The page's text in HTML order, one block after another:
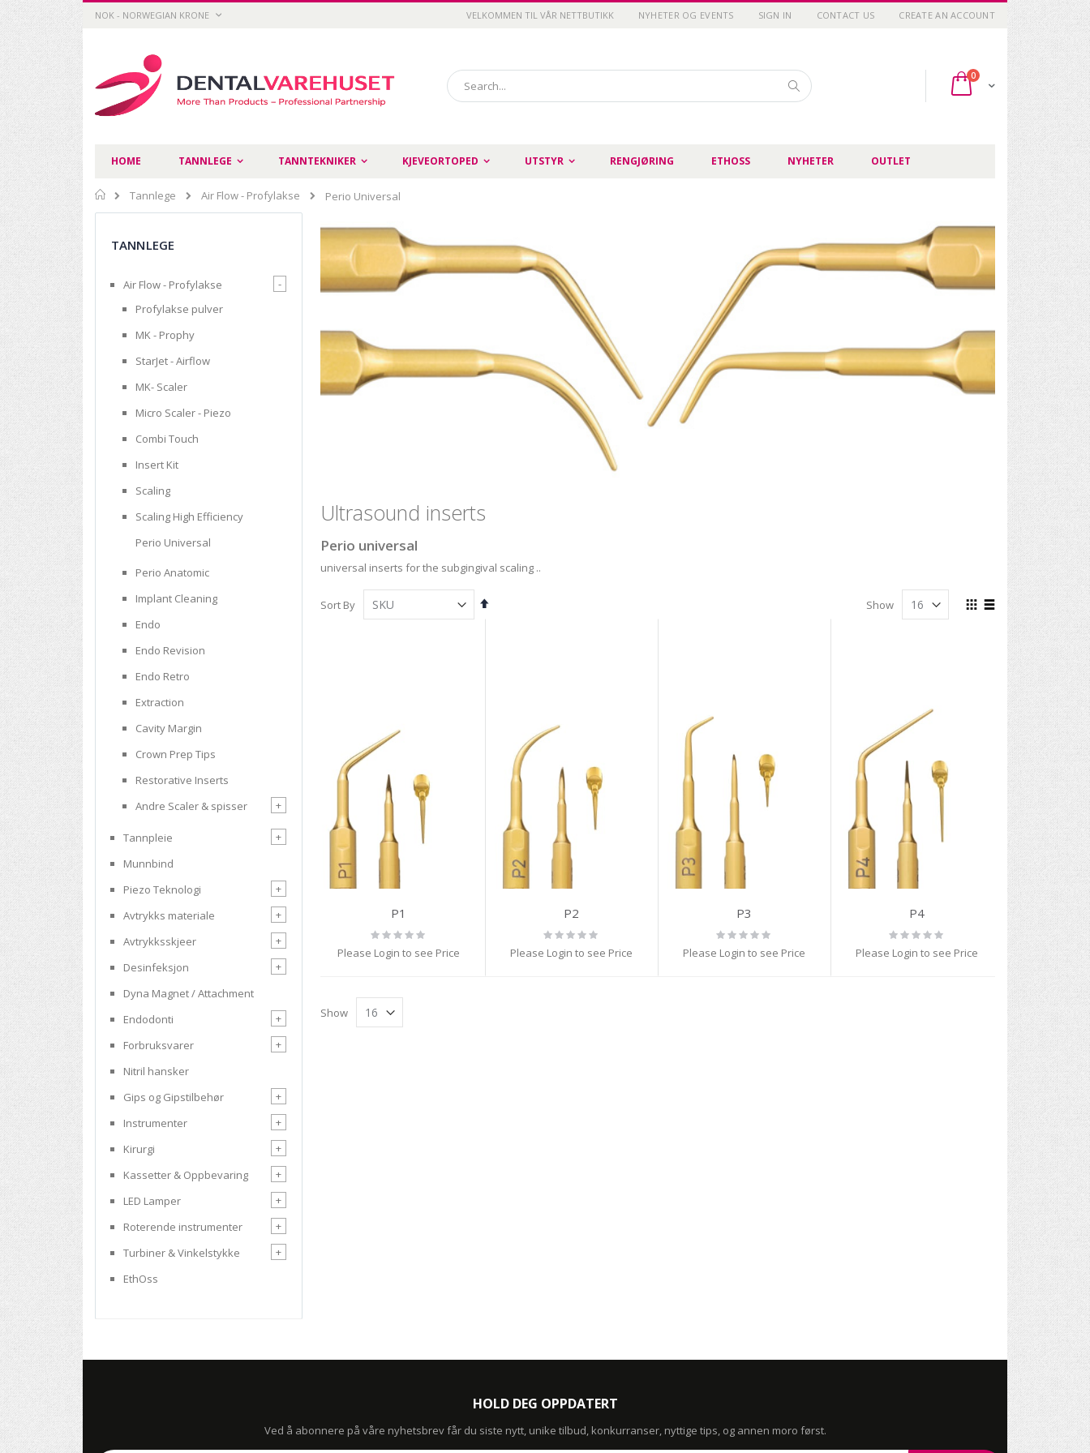
Skip
CURRENCY
NOK - NORWEGIAN KRONE VELKOMMEN TIL VÅR NETTBUTIKK NYHETER OG EVENTS SIGN IN CONTACT US CREATE AN ACCOUNT
Cart
0items
Search
HOME TANNLEGE TANNTEKNIKER KJEVEORTOPED UTSTYR RENGJØRING ETHOSS NYHETER OUTLET
Home
Tannlege Air Flow - Profylakse Perio Universal
Ultrasound inserts
Perio universal
universal inserts for the subgingival scaling ..
Sort By
Set
View
Show
P1
Rating:
0%
Please Login to see Price
P2
Rating:
0%
Please Login to see Price
P3
Rating:
0%
Please Login to see Price
P4
Rating:
0%
Please Login to see Price
Show
TANNLEGE
Air Flow - Profylakse
-
Profylakse pulver
MK - Prophy
StarJet - Airflow
MK- Scaler
Micro Scaler - Piezo
Combi Touch
Insert Kit
Scaling
Scaling High Efficiency
Perio Universal
Perio Anatomic
Implant Cleaning
Endo
Endo Revision
Endo Retro
Extraction
Cavity Margin
Crown Prep Tips
Restorative Inserts
Andre Scaler & spisser
+
Tannpleie
+
Munnbind
Piezo Teknologi
+
Avtrykks materiale
+
Avtrykksskjeer
+
Desinfeksjon
+
Dyna Magnet / Attachment
Endodonti
+
Forbruksvarer
+
Nitril hansker
Gips og Gipstilbehør
+
Instrumenter
+
Kirurgi
+
Kassetter & Oppbevaring
+
LED Lamper
+
Roterende instrumenter
+
Turbiner & Vinkelstykke
+
EthOss
HOLD DEG OPPDATERT
Ved å abonnere på våre nyhetsbrev får du siste nytt, unike tilbud, konkurranser, nyttige tips, og annen moro først.